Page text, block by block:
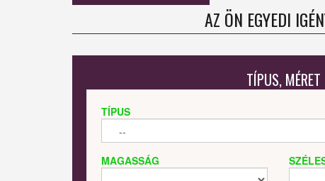
AZ ÖN EGYEDI
TÍPUS,
TÍPUS
MAGASSÁG